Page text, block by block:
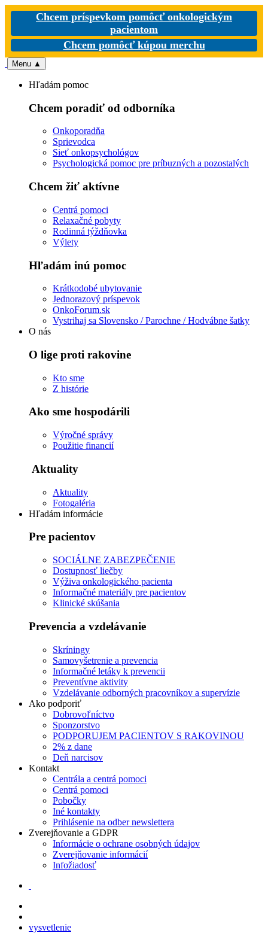
Chcem príspevkom pomôcť onkologickým
pacientom
Chcem pomôcť kúpou merchu
Menu ▲
Hľadám pomoc
Chcem poradiť od odborníka
Onkoporadňa
Sprievodca
Sieť onkopsychológov
Psychologická pomoc pre príbuzných a pozostalých
Chcem žiť aktívne
Centrá pomoci
Relaxačné pobyty
Rodinná týždňovka
Výlety
Hľadám inú pomoc
Krátkodobé ubytovanie
Jednorazový príspevok
OnkoForum.sk
Vystrihaj sa Slovensko / Parochne / Hodvábne šatky
O nás
O lige proti rakovine
Kto sme
Z histórie
Ako sme hospodárili
Výročné správy
Použitie financií
Aktuality
Aktuality
Fotogaléria
Hľadám informácie
Pre pacientov
SOCIÁLNE ZABEZPEČENIE
Dostupnosť liečby
Výživa onkologického pacienta
Informačné materiály pre pacientov
Klinické skúšania
Prevencia a vzdelávanie
Skríningy
Samovyšetrenie a prevencia
Informačné letáky k prevencii
Preventívne aktivity
Vzdelávanie odborných pracovníkov a supervízie
Ako podporiť
Dobrovoľníctvo
Sponzorstvo
PODPORUJEM PACIENTOV S RAKOVINOU
2% z dane
Deň narcisov
Kontakt
Centrála a centrá pomoci
Centrá pomoci
Pobočky
Iné kontakty
Prihlásenie na odber newslettera
Zverejňovanie a GDPR
Informácie o ochrane osobných údajov
Zverejňovanie informácií
Infožiadosť
vysvetlenie